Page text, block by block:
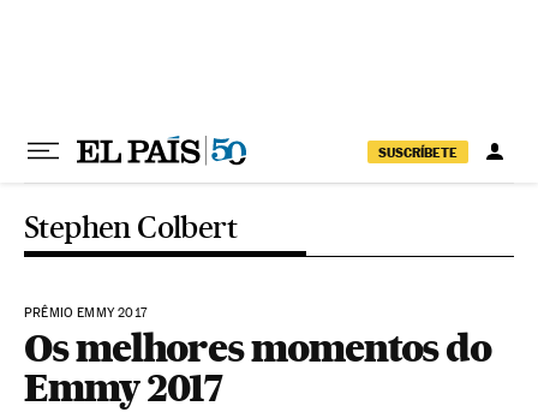
SUSCRÍBETE
Stephen Colbert
PRÊMIO EMMY 2017
Os melhores momentos do
Emmy 2017